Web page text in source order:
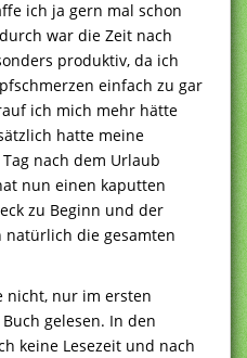
ich ja gern mal schon
war die Zeit nach
produktiv, da ich
einfach zu gar
ich mich mehr hätte
hatte meine
nach dem Urlaub
nun einen kaputten
zu Beginn und der
natürlich die gesamten
nicht, nur im ersten
gelesen. In den
keine Lesezeit und nach